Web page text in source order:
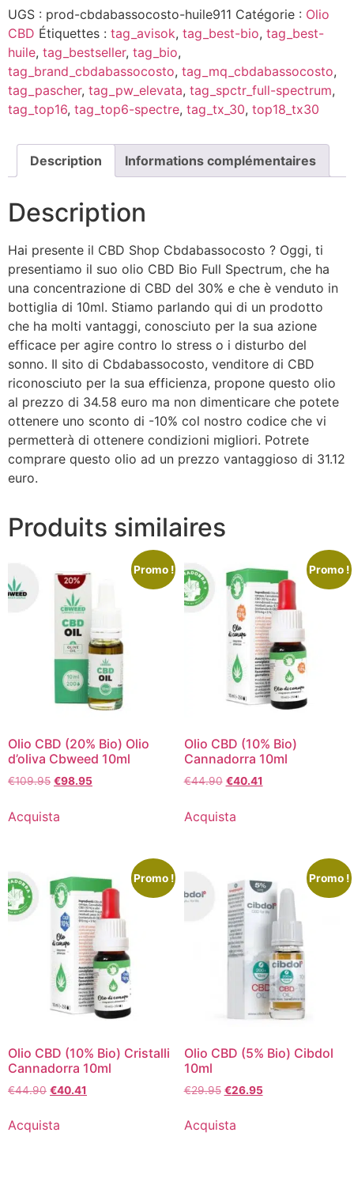
UGS : prod-cbdabassocosto-huile911 Catégorie : Olio
CBD Étiquettes : tag_avisok, tag_best-bio, tag_best-
huile, tag_bestseller, tag_bio,
tag_brand_cbdabassocosto, tag_mq_cbdabassocosto,
tag_pascher, tag_pw_elevata, tag_spctr_full-spectrum,
tag_top16, tag_top6-spectre, tag_tx_30, top18_tx30
Description Informations complémentaires
Description
Hai presente il CBD Shop Cbdabassocosto ? Oggi, ti
presentiamo il suo olio CBD Bio Full Spectrum, che ha
una concentrazione di CBD del 30% e che è venduto in
bottiglia di 10ml. Stiamo parlando qui di un prodotto
che ha molti vantaggi, conosciuto per la sua azione
efficace per agire contro lo stress o i disturbo del
sonno. Il sito di Cbdabassocosto, venditore di CBD
riconosciuto per la sua efficienza, propone questo olio
al prezzo di 34.58 euro ma non dimenticare che potete
ottenere uno sconto di -10% col nostro codice che vi
permetterà di ottenere condizioni migliori. Potrete
comprare questo olio ad un prezzo vantaggioso di 31.12
euro.
Produits similaires
Promo !
Olio CBD (20% Bio) Olio
d’oliva Cbweed 10ml
€109.95 Le
initial
€98.95Le
Acquista
Promo !
Olio CBD (10% Bio)
Cannadorra 10ml
€44.90 Le
initial
€40.41Le
Acquista
Promo !
Olio CBD (10% Bio) Cristalli
Cannadorra 10ml
€44.90 Le
initial
€40.41
Acquista
Promo !
Olio CBD (5% Bio) Cibdol
10ml
€29.95 Le
initial
€26.95Le
Acquista